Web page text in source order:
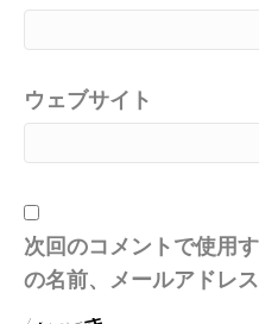
ウェブサイト
次回のコメントで使用
の名前、メールアドレ